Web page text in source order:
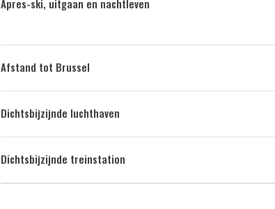
Apres-ski, uitgaan en nachtleven
Afstand tot Brussel
Dichtsbijzijnde luchthaven
Dichtsbijzijnde treinstation